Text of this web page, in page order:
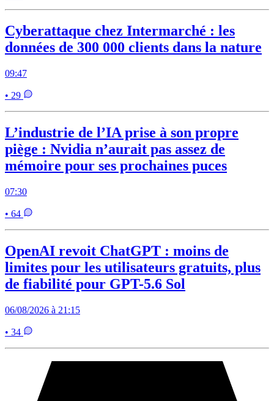
Cyberattaque chez Intermarché : les
données de 300 000 clients dans la nature
09:47
• 29
L’industrie de l’IA prise à son propre
piège : Nvidia n’aurait pas assez de
mémoire pour ses prochaines puces
07:30
• 64
OpenAI revoit ChatGPT : moins de
limites pour les utilisateurs gratuits, plus
de fiabilité pour GPT-5.6 Sol
06/08/2026 à 21:15
• 34